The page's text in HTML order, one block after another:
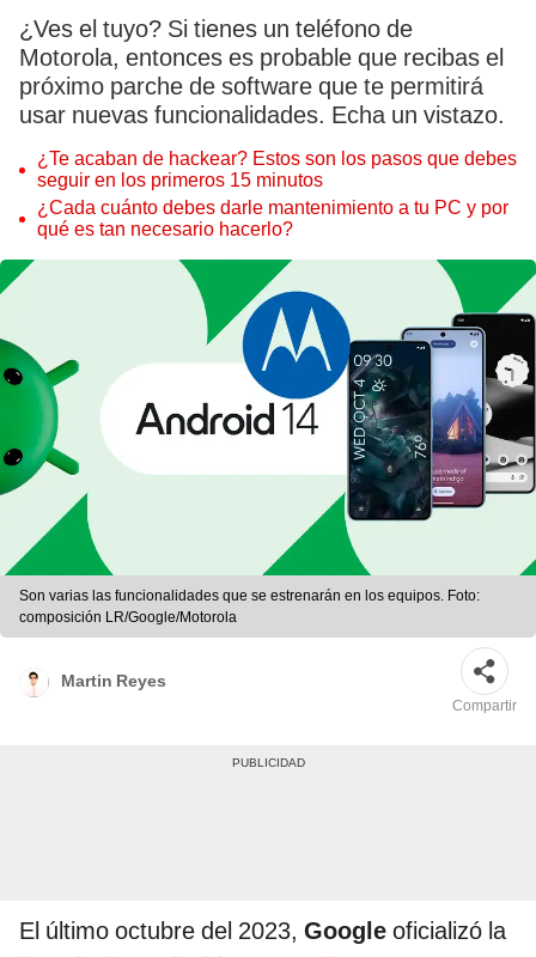
¿Ves el tuyo? Si tienes un teléfono de
Motorola, entonces es probable que recibas el
próximo parche de software que te permitirá
usar nuevas funcionalidades. Echa un vistazo.
¿Te acaban de hackear? Estos son los pasos que debes
seguir en los primeros 15 minutos
¿Cada cuánto debes darle mantenimiento a tu PC y por
qué es tan necesario hacerlo?
Son varias las funcionalidades que se estrenarán en los equipos. Foto:
composición LR/Google/Motorola
Martin Reyes
Compartir
El último octubre del 2023, Google oficializó la